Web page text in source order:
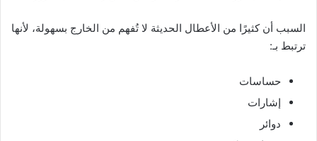
السبب أن كثيرًا من الأعطال الحديثة لا تُفهم من الخارج بسهولة، لأنها
ترتبط بـ:
حساسات
إشارات
دوائر